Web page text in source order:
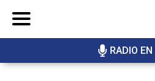
RADIO EN